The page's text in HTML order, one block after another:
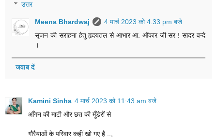
उत्तर
Meena Bhardwaj
4 मार्च 2023 को 4:33 pm बजे
सृजन की सराहना हेतु हृदयतल से आभार आ. ओंकार जी सर ! सादर वन्दे
।
जवाब दें
Kamini Sinha 4 मार्च 2023 को 11:43 am बजे
आँगन की माटी और छत की मुँडेरों से
गौरैयाओं के परिवार कहीं खो गए है ..,